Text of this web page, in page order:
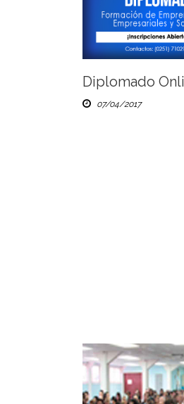
Diplomado
07/04/2017